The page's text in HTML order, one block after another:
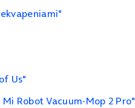
Us"
Robot Vacuum‑Mop 2 Pro"